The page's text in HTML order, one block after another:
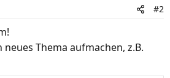
#2
neues Thema aufmachen, z.B.